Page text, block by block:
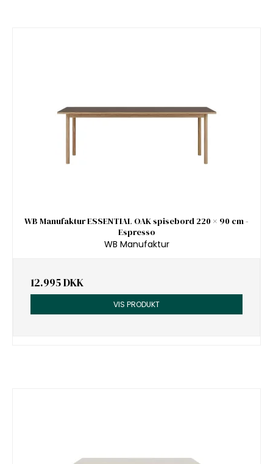
WB Manufaktur ESSENTIAL OAK spisebord 220 × 90 cm -
Espresso
WB Manufaktur
12.995 DKK
VIS PRODUKT